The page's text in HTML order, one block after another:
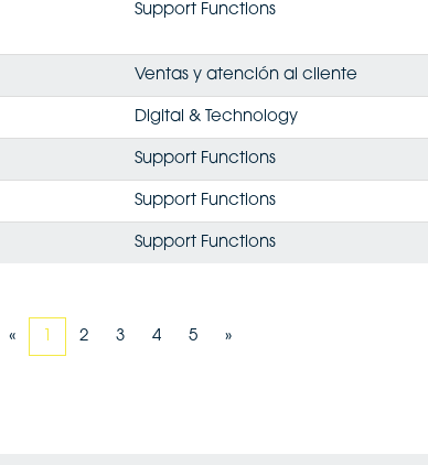
Support Functions
Ventas y atención al cliente
Digital & Technology
Support Functions
Support Functions
Support Functions
« 1 2 3 4 5 »